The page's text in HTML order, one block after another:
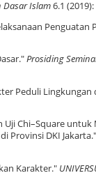
Dasar Islam6.1
Penguatan
Prosiding
Peduli Lingkungan
Uji Chi–Square
Provinsi DKI Jakarta."
Karakter."